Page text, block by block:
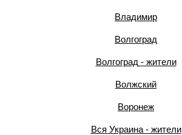
Владимир
Волгоград
Волгоград - жители
Волжский
Воронеж
Вся Украина - жители